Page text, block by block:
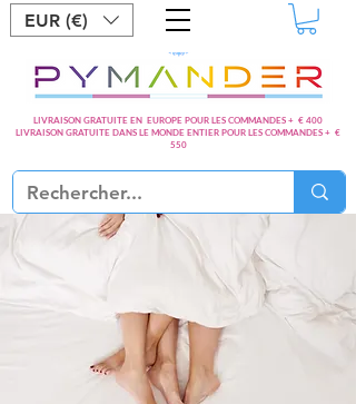
LIVRAISON GRATUITE EN EUROPE POUR LES COMMANDES + € 400
LIVRAISON GRATUITE DANS LE MONDE ENTIER POUR LES COMMANDES + €
550
EUR (€)